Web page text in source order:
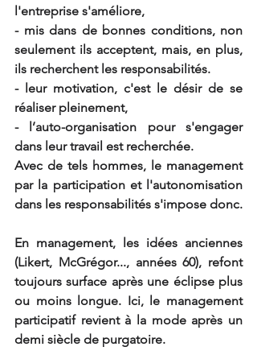
l'entreprise s'améliore,
- mis dans de bonnes conditions, non
seulement ils acceptent, mais, en plus,
ils recherchent les responsabilités.
- leur motivation, c'est le désir de se
réaliser pleinement,
- l’auto-organisation pour s'engager
dans leur travail est recherchée.
Avec de tels hommes, le management
par la participation et l'autonomisation
dans les responsabilités s'impose donc.
En management, les idées anciennes
(Likert, McGrégor..., années 60), refont
toujours surface après une éclipse plus
ou moins longue. Ici, le management
participatif revient à la mode après un
demi siècle de purgatoire.